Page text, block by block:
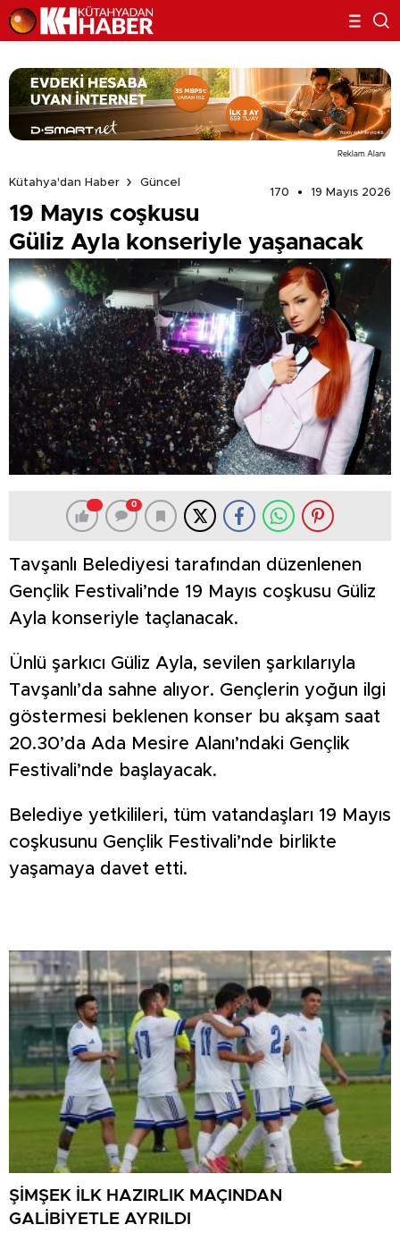
Reklam Alanı
Kütahya'dan Haber
Güncel
170
19 Mayıs 2026
19 Mayıs coşkusu
Güliz Ayla konseriyle yaşanacak
0
Tavşanlı Belediyesi tarafından düzenlenen
Gençlik Festivali’nde 19 Mayıs coşkusu Güliz
Ayla konseriyle taçlanacak.
Ünlü şarkıcı Güliz Ayla, sevilen şarkılarıyla
Tavşanlı’da sahne alıyor. Gençlerin yoğun ilgi
göstermesi beklenen konser bu akşam saat
20.30’da Ada Mesire Alanı’ndaki Gençlik
Festivali’nde başlayacak.
Belediye yetkilileri, tüm vatandaşları 19 Mayıs
coşkusunu Gençlik Festivali’nde birlikte
yaşamaya davet etti.
ŞİMŞEK İLK HAZIRLIK MAÇINDAN
GALİBİYETLE AYRILDI